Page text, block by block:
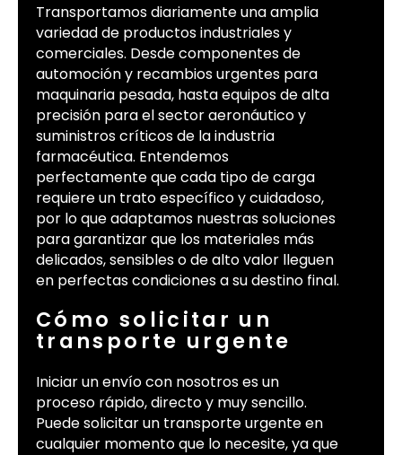
Transportamos diariamente una amplia
variedad de productos industriales y
comerciales. Desde componentes de
automoción y recambios urgentes para
maquinaria pesada, hasta equipos de alta
precisión para el sector aeronáutico y
suministros críticos de la industria
farmacéutica. Entendemos
perfectamente que cada tipo de carga
requiere un trato específico y cuidadoso,
por lo que adaptamos nuestras soluciones
para garantizar que los materiales más
delicados, sensibles o de alto valor lleguen
en perfectas condiciones a su destino final.
Cómo solicitar un
transporte urgente
Iniciar un envío con nosotros es un
proceso rápido, directo y muy sencillo.
Puede solicitar un transporte urgente en
cualquier momento que lo necesite, ya que